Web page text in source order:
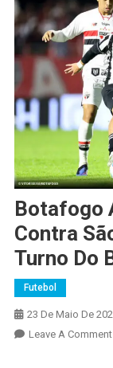
Botafogo
Contra
Turno Do
Futebol
23 De Maio De
Leave A Comment